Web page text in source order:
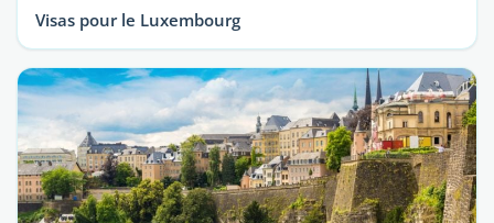
Visas pour le Luxembourg